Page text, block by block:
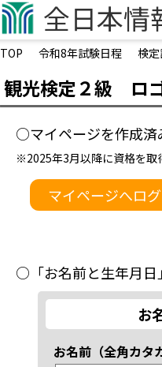
全日本情
企業担当者向けページ
学生向けページ
オンライン・ライブ検定
オンライン試験システ
認定会場募集
認定会場専用サイト
領収書発行フォーム
お問い合わせ
TOP 令和8年試験日程 検
観光検定２級 ロ
○マイページを作成済
※2025年3月以降に資格を取
マイページへロ
○「お名前と生年月日
お
お名前（全角カタ